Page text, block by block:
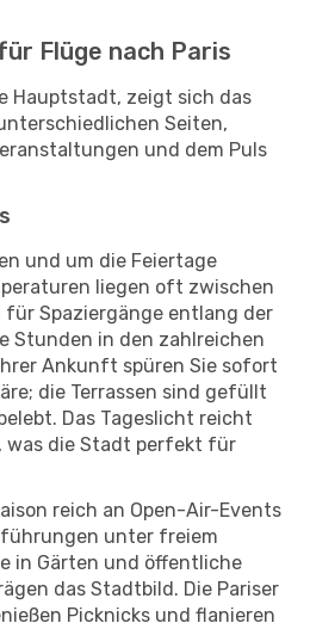
Flüge nach Paris
Hauptstadt, zeigt sich das
Seiten,
und dem Puls
und um die Feiertage
liegen oft zwischen
für Spaziergänge entlang der
Stunden in den zahlreichen
Ankunft spüren Sie sofort
die Terrassen sind gefüllt
Das Tageslicht reicht
was die Stadt perfekt für
reich an Open-Air-Events
unter freiem
in Gärten und öffentliche
das Stadtbild. Die Pariser
Picknicks und flanieren